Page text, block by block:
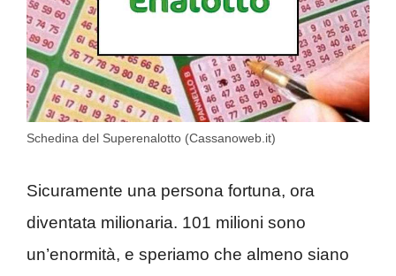
Schedina del Superenalotto (Cassanoweb.it)
Sicuramente una persona fortuna, ora
diventata milionaria. 101 milioni sono
un’enormità, e speriamo che almeno siano